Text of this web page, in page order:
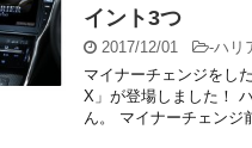
イント3つ
2017/12/01 -ハリ
マイナーチェンジをし
X」が登場しました！
ん。 マイナーチェンジ